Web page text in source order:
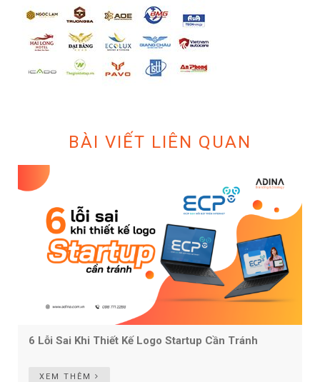
BÀI VIẾT LIÊN QUAN
6 Lỗi Sai Khi Thiết Kế Logo Startup Cần Tránh
XEM THÊM